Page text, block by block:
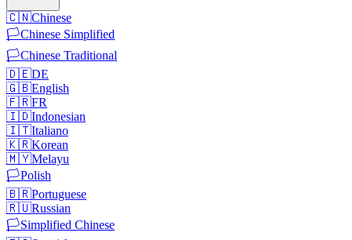
🇨🇳Chinese
🏳️Chinese Simplified
🏳️Chinese Traditional
🇩🇪DE
🇬🇧English
🇫🇷FR
🇮🇩Indonesian
🇮🇹Italiano
🇰🇷Korean
🇲🇾Melayu
🏳️Polish
🇧🇷Portuguese
🇷🇺Russian
🏳️Simplified Chinese